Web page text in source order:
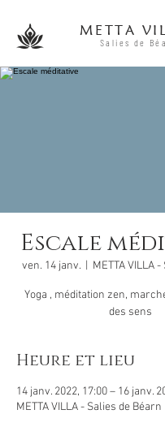
METTA V
Salies de B
Escale
ven. 14 janv. METTA VILLA
Yoga , méditation zen,
des sens
Heure et lieu
14 janv. 2022, 17:00 – 16 janv.
METTA VILLA - Salies de Béarn